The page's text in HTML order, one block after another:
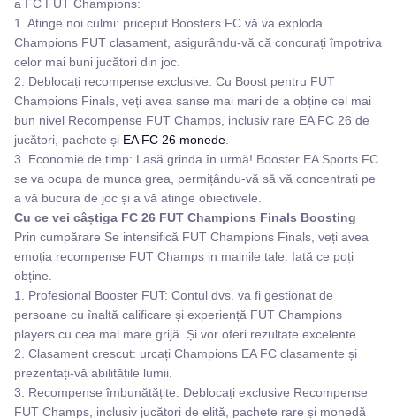
a FC FUT Champions:
1. Atinge noi culmi: priceput Boosters FC vă va exploda
Champions FUT clasament, asigurându-vă că concurați împotriva
celor mai buni jucători din joc.
2. Deblocați recompense exclusive: Cu Boost pentru FUT
Champions Finals, veți avea șanse mai mari de a obține cel mai
bun nivel Recompense FUT Champs, inclusiv rare EA FC 26 de
jucători, pachete și EA FC 26 monede
3. Economie de timp: Lasă grinda în urmă! Booster EA Sports FC
se va ocupa de munca grea, permițându-vă să vă concentrați pe
a vă bucura de joc și a vă atinge obiectivele.
Cu ce vei câștiga FC 26 FUT Champions Finals Boosting
Prin cumpărare Se intensifică FUT Champions Finals, veți avea
emoția recompense FUT Champs in mainile tale. Iată ce poți
obține.
1. Profesional Booster FUT: Contul dvs. va fi gestionat de
persoane cu înaltă calificare și experiență FUT Champions
players cu cea mai mare grijă. Și vor oferi rezultate excelente.
2. Clasament crescut: urcați Champions EA FC clasamente și
prezentați-vă abilitățile lumii.
3. Recompense îmbunătățite: Deblocați exclusive Recompense
FUT Champs, inclusiv jucători de elită, pachete rare și monedă